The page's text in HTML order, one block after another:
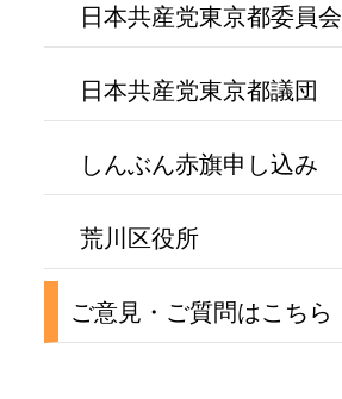
日本共産党東京都委員会
日本共産党東京都議団
しんぶん赤旗申し込み
荒川区役所
ご意見・ご質問はこちら